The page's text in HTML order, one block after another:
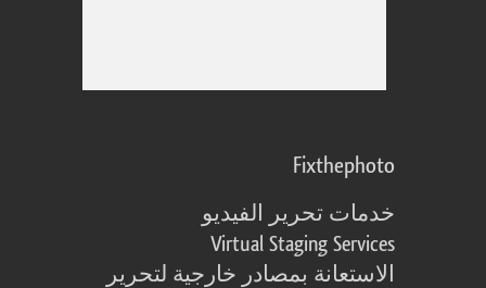
Fixthephoto
خدمات تحرير الفيديو
Virtual Staging Services
الاستعانة بمصادر خارجية لتحرير